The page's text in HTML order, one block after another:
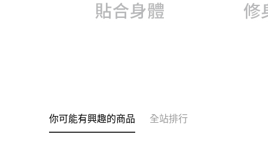
你可能有興趣的商品 全站排行